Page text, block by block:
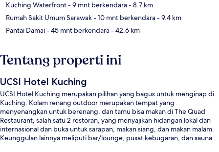
Kuching Waterfront- 9 mnt berkendara- 8.7 km
Rumah Sakit Umum Sarawak- 10 mnt berkendara- 9.4 km
Pantai Damai- 45 mnt berkendara- 42.6 km
Tentang properti ini
UCSI Hotel Kuching
UCSI Hotel Kuching merupakan pilihan yang bagus untuk menginap di
Kuching. Kolam renang outdoor merupakan tempat yang
menyenangkan untuk berenang, dan tamu bisa makan di The Quad
Restaurant, salah satu 2 restoran, yang menyajikan hidangan lokal dan
internasional dan buka untuk sarapan, makan siang, dan makan malam.
Keunggulan lainnya meliputi bar/lounge, pusat kebugaran, dan sauna.